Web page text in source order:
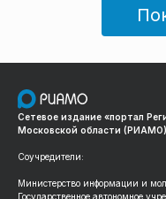
Сетевое издание «портал
Московской области
Соучредители:
Министерство информации и
Государственное автономное